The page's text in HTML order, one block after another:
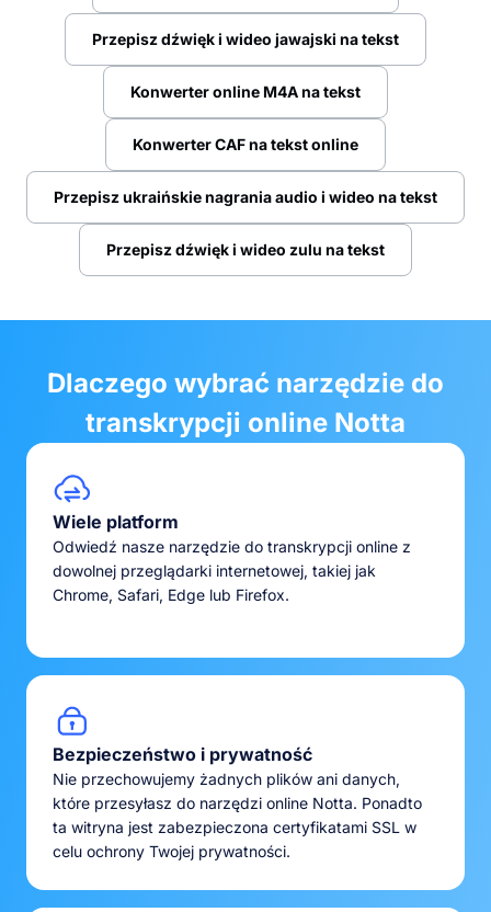
Przepisz dźwięk i wideo jawajski na tekst
Konwerter online M4A na tekst
Konwerter CAF na tekst online
Przepisz ukraińskie nagrania audio i wideo na tekst
Przepisz dźwięk i wideo zulu na tekst
Dlaczego wybrać narzędzie do
transkrypcji online Notta
Wiele platform
Odwiedź nasze narzędzie do transkrypcji online z
dowolnej przeglądarki internetowej, takiej jak
Chrome, Safari, Edge lub Firefox.
Bezpieczeństwo i prywatność
Nie przechowujemy żadnych plików ani danych,
które przesyłasz do narzędzi online Notta. Ponadto
ta witryna jest zabezpieczona certyfikatami SSL w
celu ochrony Twojej prywatności.